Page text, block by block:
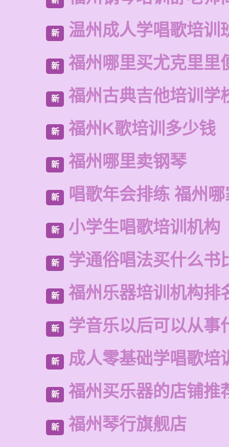
新 温州成人学唱歌培训
新 福州哪里买尤克里里
新 福州古典吉他培训学
新 福州K歌培训多少钱
新 福州哪里卖钢琴
新 唱歌年会排练 福州
新 小学生唱歌培训机构
新 学通俗唱法买什么书
新 福州乐器培训机构排
新 学音乐以后可以从事
新 成人零基础学唱歌培
新 福州买乐器的店铺推
新 福州琴行旗舰店